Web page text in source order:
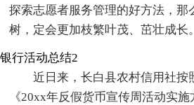
探索志愿者服务管理的好方法，那
树，定会更加枝繁叶茂、茁壮成长。
银行活动总结2
近日来，长白县农村信用社按
《20xx年反假货币宣传周活动实施